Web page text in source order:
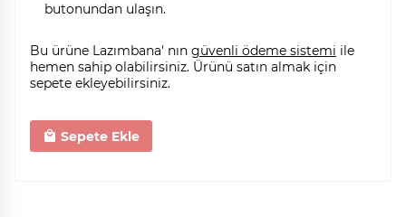
butonundan ulaşın.
Bu ürüne Lazımbana' nın güvenli ödeme sistemi ile
hemen sahip olabilirsiniz. Ürünü satın almak için
sepete ekleyebilirsiniz.
Sepete Ekle